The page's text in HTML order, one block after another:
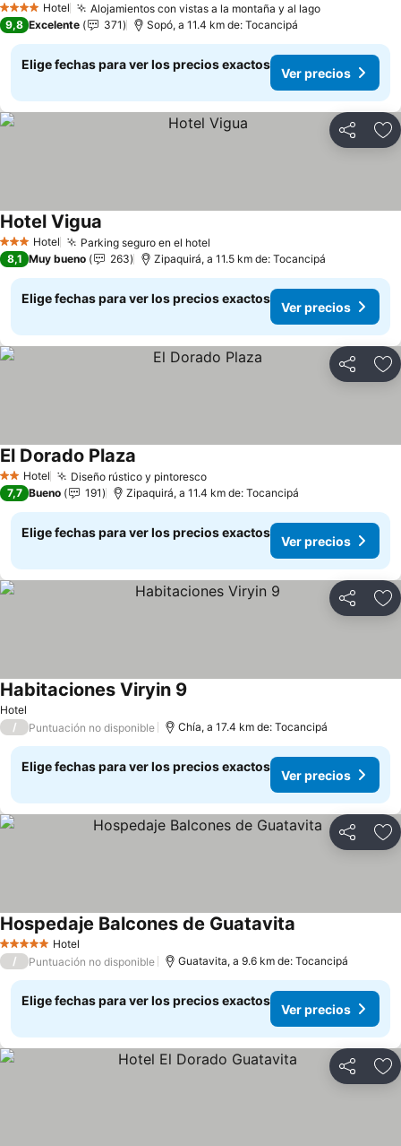
4 EstrellasHotel Alojamientos con vistas a la montaña y al lagoVer precios
9,8 Excelente 371 Sopó, a 11.4 km de: Tocancipá
Elige fechas para ver los precios exactos
Ver precios
Compartir
3 Estrellas
Hotel Parking seguro en el hotel
Hotel Vigua
8,1 Muy bueno 263 Zipaquirá, a 11.5 km de: Tocancipá
Elige fechas para ver los precios exactos
Ver precios
Compartir
2 Estrellas
Hotel Diseño rústico y pintorescoVer precios
El Dorado Plaza
7,7 Bueno 191 Zipaquirá, a 11.4 km de: Tocancipá
Elige fechas para ver los precios exactos
Ver precios
Compartir
Hotel
Habitaciones Viryin 9
/ Puntuación no disponible Chía, a 17.4 km de: Tocancipá
Elige fechas para ver los precios exactos
Ver precios
Compartir
5 Estrellas Hotel
Hospedaje Balcones de Guatavita
/ Puntuación no disponible Guatavita, a 9.6 km de: Tocancipá
Elige fechas para ver los precios exactos
Ver precios
Compartir